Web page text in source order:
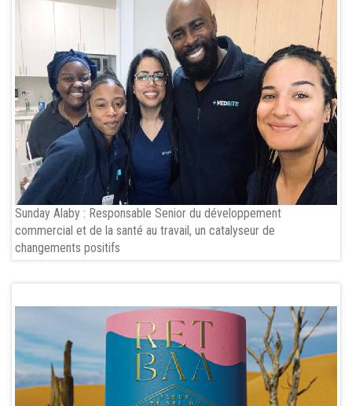
Sunday Alaby : Responsable Senior du développement
commercial et de la santé au travail, un catalyseur de
changements positifs